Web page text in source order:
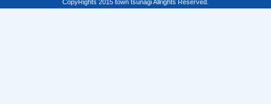
CopyRights 2015 town tsunagi Allrights Reserved.